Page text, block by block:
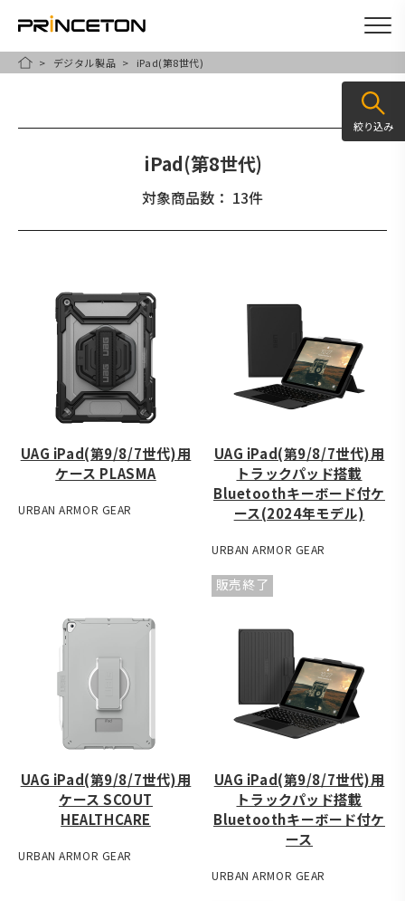
HOMEデジタル製品 iPad(第8世代)
iPad(第8世代)
対象商品数： 13件
UAG iPad(第9/8/7世代)用
ケース PLASMA
URBAN ARMOR GEAR
UAG iPad(第9/8/7世代)用
トラックパッド搭載
Bluetoothキーボード付ケ
ース(2024年モデル)
URBAN ARMOR GEAR
UAG iPad(第9/8/7世代)用
ケース SCOUT
HEALTHCARE
URBAN ARMOR GEAR
販売終了
UAG iPad(第9/8/7世代)用
トラックパッド搭載
Bluetoothキーボード付ケ
ース
URBAN ARMOR GEAR
絞り込み